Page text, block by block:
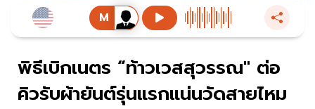
พิธีเบิกเนตร “ท้าวเวสสุวรรณ" ต่อ
คิวรับผ้ายันต์รุ่นแรกแน่นวัดสายไหม